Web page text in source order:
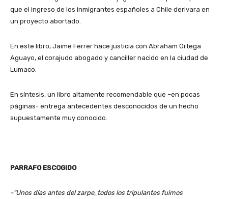
que el ingreso de los inmigrantes españoles a Chile derivara en
un proyecto abortado.
En este libro, Jaime Ferrer hace justicia con Abraham Ortega
Aguayo, el corajudo abogado y canciller nacido en la ciudad de
Lumaco.
En síntesis, un libro altamente recomendable que –en pocas
páginas- entrega antecedentes desconocidos de un hecho
supuestamente muy conocido.
PARRAFO ESCOGIDO
-“Unos días antes del zarpe, todos los tripulantes fuimos